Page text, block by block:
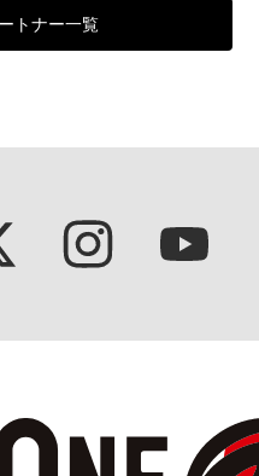
トナー一覧